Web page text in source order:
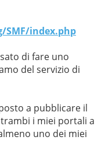
index.php
di fare uno
del servizio di
a pubblicare il
i miei portali a
uno dei miei